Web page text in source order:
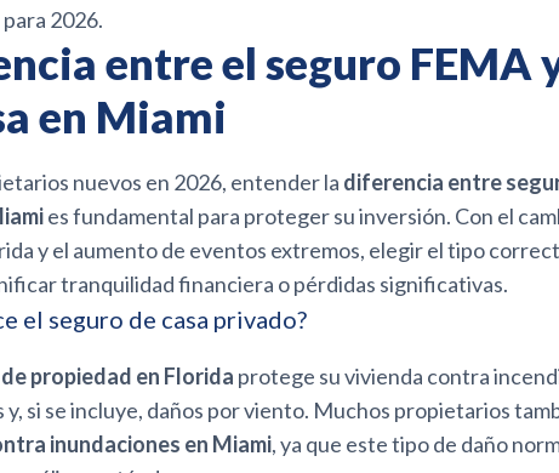
2026.
entre el seguro FEMA
en Miami
nuevos en 2026, entender la diferencia entre
es fundamental para proteger su inversión. Con el
y el aumento de eventos extremos, elegir el tipo
tranquilidad financiera o pérdidas significativas.
el seguro de casa privado?
propiedad en Florida protege su vivienda contra
si se incluye, daños por viento. Muchos propietarios
inundaciones en Miami, ya que este tipo de daño